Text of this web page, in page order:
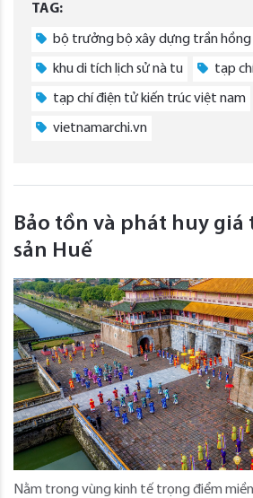
TAG:
bộ trưởng bộ xây dựng trần hồng
khu di tích lịch sử nà tu tạp
tạp chí điện tử kiến trúc việt nam
vietnamarchi.vn
Bảo tồn và phát huy
sản Huế
Nằm trong vùng kinh tế trọng điểm